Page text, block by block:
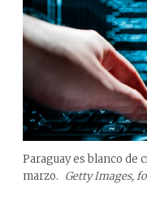
Paraguay es blanco de
marzo. Getty Images,